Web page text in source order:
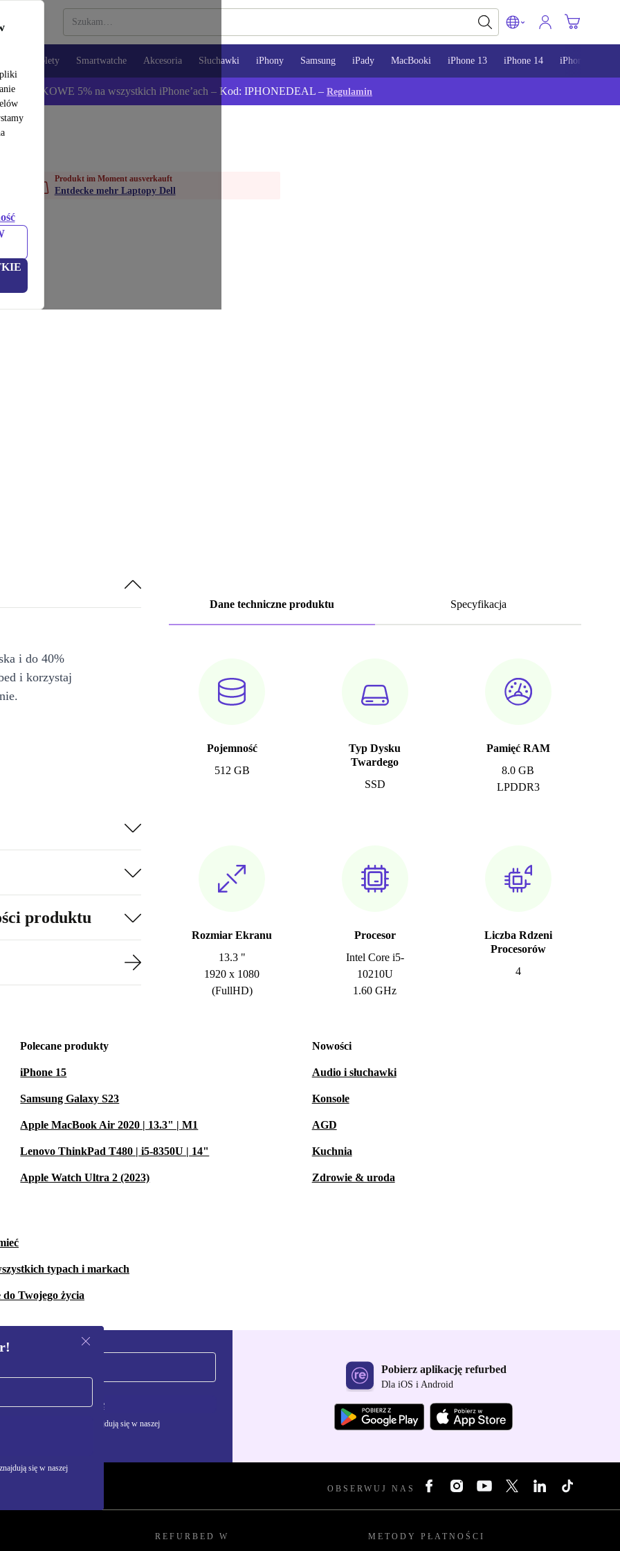
Tablety Smartwatche Akcesoria Słuchawki iPhony Samsung iPady MacBooki iPhone 13 iPhone 14 iPhone 15
DODATKOWE 5% na wszystkich iPhone’ach – Kod: IPHONEDEAL – Regulamin
Produkt im Moment ausverkauft
Entdecke mehr Laptopy Dell
Dane techniczne produktu Specyfikacja
Pojemność
512 GB
Typ Dysku
Twardego
SSD
Pamięć RAM
8.0 GB
LPDDR3
Rozmiar Ekranu
13.3 "
1920 x 1080
(FullHD)
Procesor
Intel Core i5-
10210U
1.60 GHz
Liczba Rdzeni
Procesorów
4
i do 40%
i korzystaj
produktu
Polecane produkty
iPhone 15
Samsung Galaxy S23
Apple MacBook Air 2020 | 13.3" | M1
Lenovo ThinkPad T480 | i5-8350U | 14"
Apple Watch Ultra 2 (2023)
Nowości
Audio i słuchawki
Konsole
AGD
Kuchnia
Zdrowie & uroda
typach i markach
Twojego życia
się w naszej
Zarejestruj się
danych osobowych znajdują się w naszej
Pobierz aplikację refurbed
Dla iOS i Android
OBSERWUJ NAS
REFURBED W METODY PŁATNOŚCI